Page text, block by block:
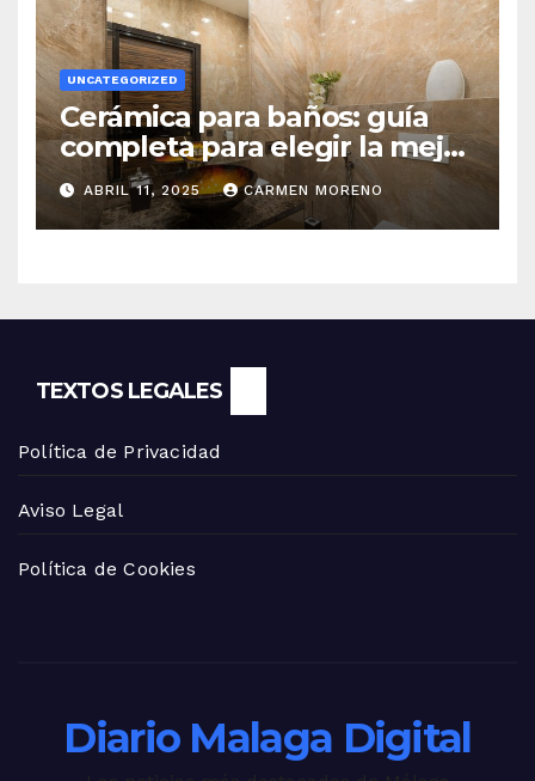
UNCATEGORIZED
Cerámica para baños: guía
completa para elegir la mejor
opción
ABRIL 11, 2025 CARMEN MORENO
TEXTOS LEGALES
Política de Privacidad
Aviso Legal
Política de Cookies
Diario Malaga Digital